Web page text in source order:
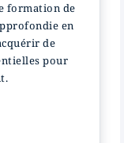
formation de
en
de
pour